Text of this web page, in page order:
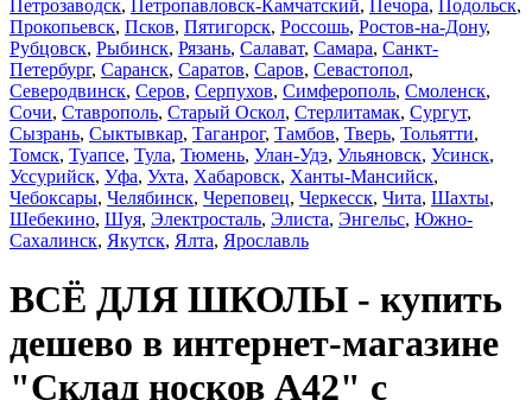
Петрозаводск, Петропавловск-Камчатский, Печора, Подольск,
Прокопьевск, Псков, Пятигорск, Россошь, Ростов-на-Дону,
Рубцовск, Рыбинск, Рязань, Салават, Самара, Санкт-
Петербург, Саранск, Саратов, Саров, Севастопол,
Северодвинск, Серов, Серпухов, Симферополь, Смоленск,
Сочи, Ставрополь, Старый Оскол, Стерлитамак, Сургут,
Сызрань, Сыктывкар, Таганрог, Тамбов, Тверь, Тольятти,
Томск, Туапсе, Тула, Тюмень, Улан-Удэ, Ульяновск, Усинск,
Уссурийск, Уфа, Ухта, Хабаровск, Ханты-Мансийск,
Чебоксары, Челябинск, Череповец, Черкесск, Чита, Шахты,
Шебекино, Шуя, Электросталь, Элиста, Энгельс, Южно-
Сахалинск, Якутск, Ялта, Ярославль
ВСЁ ДЛЯ ШКОЛЫ - купить
дешево в интернет-магазине
"Склад носков А42" с